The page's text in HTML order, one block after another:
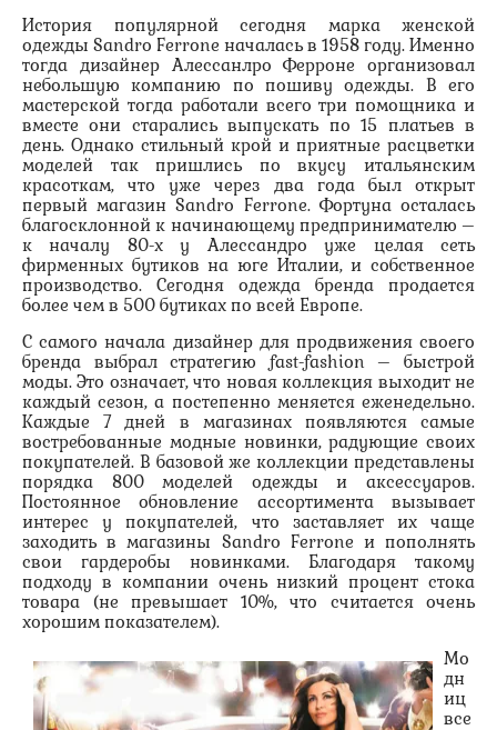
История популярной сегодня марка женской
одежды Sandro Ferrone началась в 1958 году. Именно
тогда дизайнер Алессанлро Ферроне организовал
небольшую компанию по пошиву одежды. В его
мастерской тогда работали всего три помощника и
вместе они старались выпускать по 15 платьев в
день. Однако стильный крой и приятные расцветки
моделей так пришлись по вкусу итальянским
красоткам, что уже через два года был открыт
первый магазин Sandro Ferrone. Фортуна осталась
благосклонной к начинающему предпринимателю –
к началу 80-х у Алессандро уже целая сеть
фирменных бутиков на юге Италии, и собственное
производство. Сегодня одежда бренда продается
более чем в 500 бутиках по всей Европе.
С самого начала дизайнер для продвижения своего
бренда выбрал стратегию fast-fashion – быстрой
моды. Это означает, что новая коллекция выходит не
каждый сезон, а постепенно меняется еженедельно.
Каждые 7 дней в магазинах появляются самые
востребованные модные новинки, радующие своих
покупателей. В базовой же коллекции представлены
порядка 800 моделей одежды и аксессуаров.
Постоянное обновление ассортимента вызывает
интерес у покупателей, что заставляет их чаще
заходить в магазины Sandro Ferrone и пополнять
свои гардеробы новинками. Благодаря такому
подходу в компании очень низкий процент стока
товара (не превышает 10%, что считается очень
хорошим показателем).
Мо
дн
иц
все